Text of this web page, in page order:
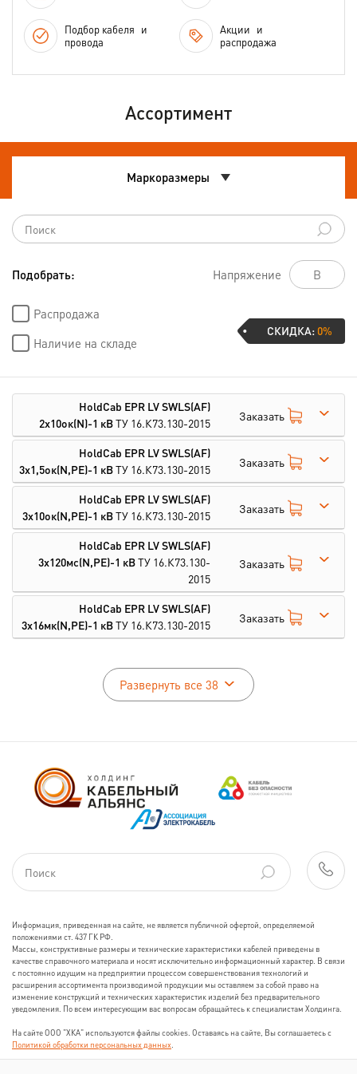
Подбор кабеля и
провода
Акции и
распродажа
Ассортимент
Маркоразмеры
Подобрать: Напряжение
Распродажа
Наличие на складе
СКИДКА:0%
HoldCab EPR LV SWLS(AF)
2х10ок(N)-1 кВТУ 16.К73.130-2015 Заказать
HoldCab EPR LV SWLS(AF)
3х1,5ок(N,PE)-1 кВТУ 16.К73.130-2015 Заказать
HoldCab EPR LV SWLS(AF)
3х10ок(N,PE)-1 кВТУ 16.К73.130-2015 Заказать
HoldCab EPR LV SWLS(AF)
3х120мс(N,PE)-1 кВТУ 16.К73.130-
2015
Заказать
HoldCab EPR LV SWLS(AF)
3х16мк(N,PE)-1 кВТУ 16.К73.130-2015 Заказать
Развернуть все 38
Информация, приведенная на сайте, не является публичной офертой, определяемой
положениями ст. 437 ГК РФ.
Массы, конструктивные размеры и технические характеристики кабелей приведены в
качестве справочного материала и носят исключительно информационный характер. В связи
с постоянно идущим на предприятии процессом совершенствования технологий и
расширения ассортимента производимой продукции мы оставляем за собой право на
изменение конструкций и технических характеристик изделий без предварительного
уведомления. По всем интересующим вас вопросам обращайтесь к специалистам Холдинга.
На сайте ООО "ХКА" используются файлы cookies. Оставаясь на сайте, Вы соглашаетесь с
Политикой обработки персональных данных